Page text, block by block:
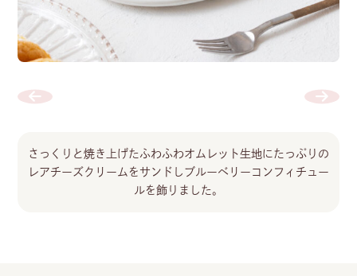
さっくりと焼き上げたふわふわオムレット生地にたっぷりの
レアチーズクリームをサンドしブルーベリーコンフィチュー
ルを飾りました。